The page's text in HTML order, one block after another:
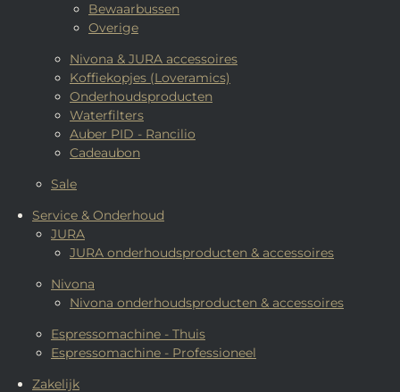
Bewaarbussen
Overige
Nivona & JURA accessoires
Koffiekopjes (Loveramics)
Onderhoudsproducten
Waterfilters
Auber PID - Rancilio
Cadeaubon
Sale
Service & Onderhoud
JURA
JURA onderhoudsproducten & accessoires
Nivona
Nivona onderhoudsproducten & accessoires
Espressomachine - Thuis
Espressomachine - Professioneel
Zakelijk